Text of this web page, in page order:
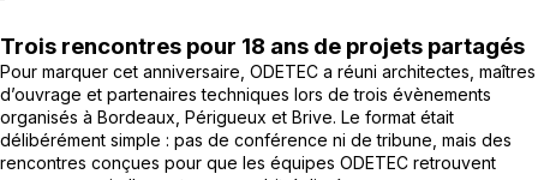
Trois rencontres pour 18 ans de projets partagés
Pour marquer cet anniversaire, ODETEC a réuni architectes, maîtres
d’ouvrage et partenaires techniques lors de trois évènements
organisés à Bordeaux, Périgueux et Brive. Le format était
délibérément simple : pas de conférence ni de tribune, mais des
rencontres conçues pour que les équipes ODETEC retrouvent